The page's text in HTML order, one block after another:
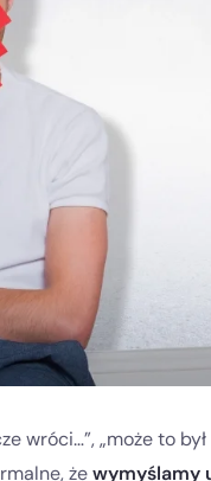
wróci…”, „może to
żewymyślamy